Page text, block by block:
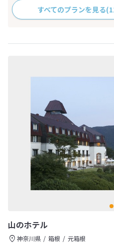
すべてのプランを見る
山のホテル
神奈川県 箱根
元箱根